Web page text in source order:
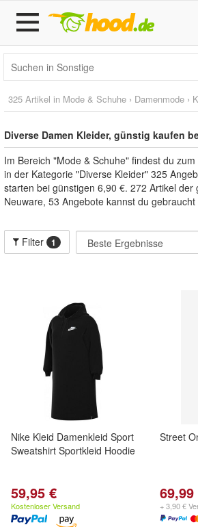
325 Artikel in Mode & Schuhe › Damenmode ›
Diverse Damen Kleider, günstig kaufen
Im Bereich "Mode & Schuhe" findest du
in der Kategorie "Diverse Kleider" 325
starten bei günstigen 6,90 €. 272 Artikel der
Neuware, 53 Angebote kannst du gebraucht
Filter 1
Nike Kleid Damenkleid Sport
Sweatshirt Sportkleid Hoodie
59,95 €
Kostenloser Versand
Street
69,99
+ 3,90 €